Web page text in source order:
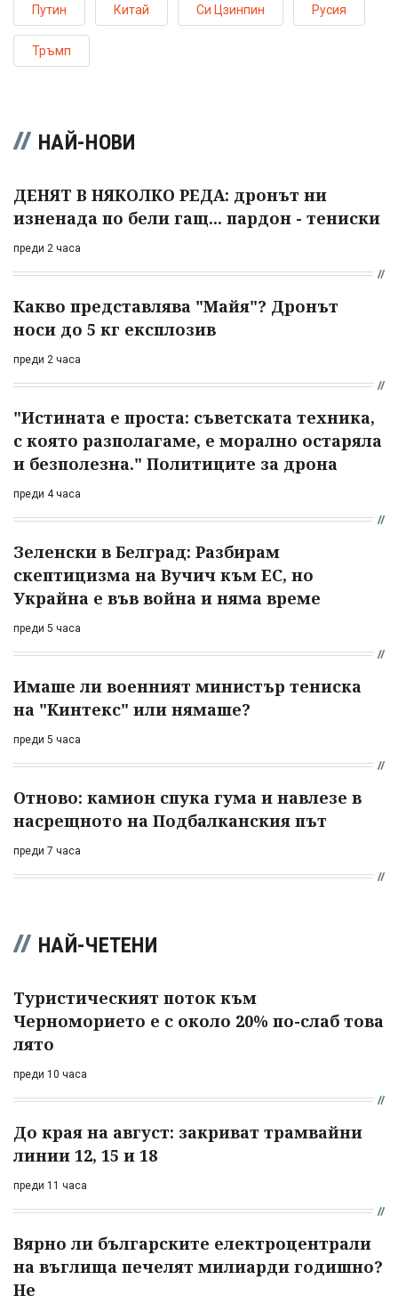
Путин Китай Си Цзинпин Русия
Тръмп
НАЙ-НОВИ
ДЕНЯТ В НЯКОЛКО РЕДА: дронът ни
изненада по бели гащ... пардон - тениски
преди 2 часа
Какво представлява "Майя"? Дронът
носи до 5 кг експлозив
преди 2 часа
"Истината е проста: съветската техника,
с която разполагаме, е морално остаряла
и безполезна." Политиците за дрона
преди 4 часа
Зеленски в Белград: Разбирам
скептицизма на Вучич към ЕС, но
Украйна е във война и няма време
преди 5 часа
Имаше ли военният министър тениска
на "Кинтекс" или нямаше?
преди 5 часа
Отново: камион спука гума и навлезе в
насрещното на Подбалканския път
преди 7 часа
НАЙ-ЧЕТЕНИ
Туристическият поток към
Черноморието е с около 20% по-слаб това
лято
преди 10 часа
До края на август: закриват трамвайни
линии 12, 15 и 18
преди 11 часа
Вярно ли българските електроцентрали
на въглища печелят милиарди годишно?
Не